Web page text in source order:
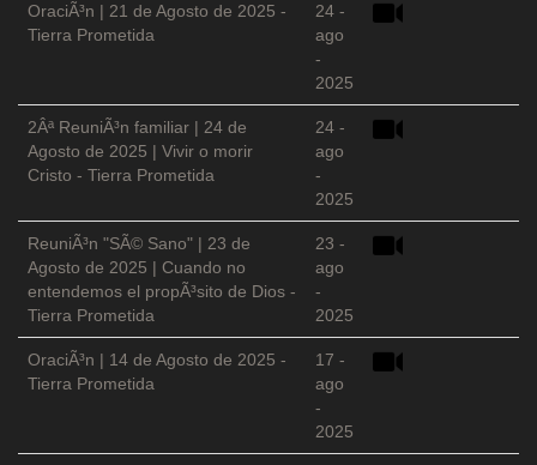
OraciÃ³n | 21 de Agosto de 2025 -
Tierra Prometida
24 -
ago
-
2025
2Âª ReuniÃ³n familiar | 24 de
Agosto de 2025 | Vivir o morir
Cristo - Tierra Prometida
24 -
ago
-
2025
ReuniÃ³n "SÃ© Sano" | 23 de
Agosto de 2025 | Cuando no
entendemos el propÃ³sito de Dios -
Tierra Prometida
23 -
ago
-
2025
OraciÃ³n | 14 de Agosto de 2025 -
Tierra Prometida
17 -
ago
-
2025